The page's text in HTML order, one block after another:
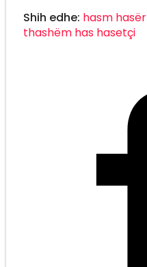
Shih edhe: hasm hasër
thashëm has hasetçi